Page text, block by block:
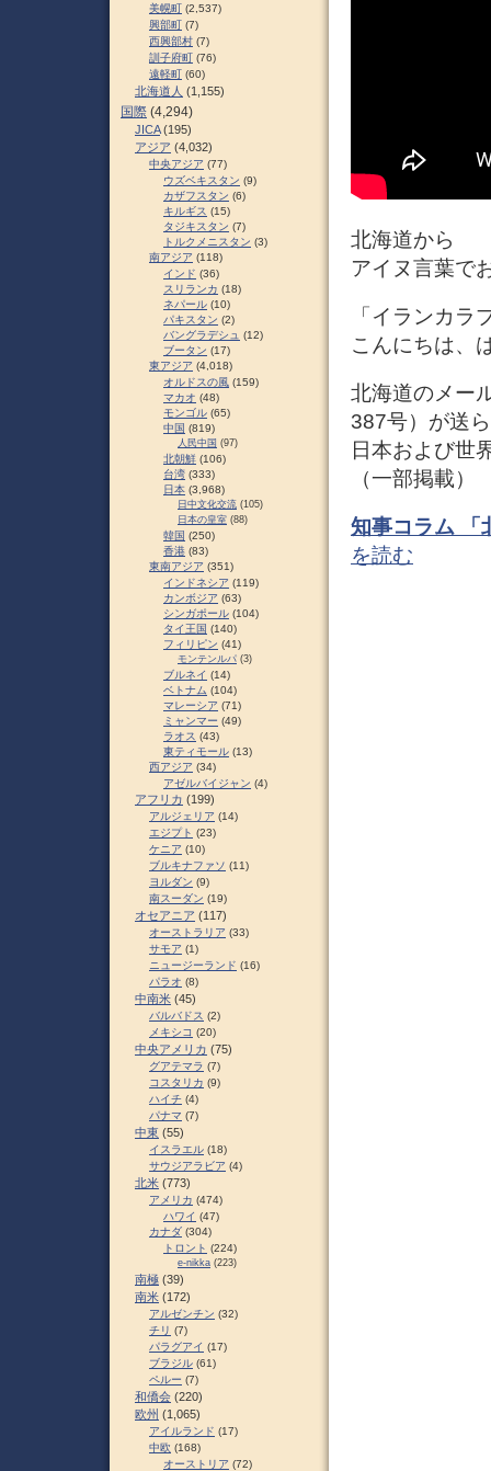
北海道から
アイヌ言葉で
「イランカラ
こんにちは、
北海道のメー
387号）が送
日本および世
（一部掲載）
知事コラム 「
を読む
美幌町 (2,537)
興部町 (7)
西興部村 (7)
訓子府町 (76)
遠軽町 (60)
北海道人 (1,155)
国際 (4,294)
JICA(195)
アジア (4,032)
中央アジア (77)
ウズベキスタン (9)
カザフスタン (6)
キルギス (15)
タジキスタン (7)
トルクメニスタン (3)
南アジア (118)
インド (36)
スリランカ (18)
ネパール (10)
パキスタン (2)
バングラデシュ (12)
ブータン (17)
東アジア (4,018)
オルドスの風 (159)
マカオ (48)
モンゴル (65)
中国 (819)
人民中国 (97)
北朝鮮 (106)
台湾 (333)
日本 (3,968)
日中文化交流 (105)
日本の皇室 (88)
韓国 (250)
香港 (83)
東南アジア (351)
インドネシア (119)
カンボジア (63)
シンガポール (104)
タイ王国 (140)
フィリピン (41)
モンテンルパ (3)
ブルネイ (14)
ベトナム (104)
マレーシア (71)
ミャンマー (49)
ラオス (43)
東ティモール (13)
西アジア (34)
アゼルバイジャン (4)
アフリカ (199)
アルジェリア (14)
エジプト (23)
ケニア (10)
ブルキナファソ (11)
ヨルダン (9)
南スーダン (19)
オセアニア (117)
オーストラリア (33)
サモア (1)
ニュージーランド (16)
パラオ (8)
中南米 (45)
バルバドス (2)
メキシコ (20)
中央アメリカ (75)
グアテマラ (7)
コスタリカ (9)
ハイチ (4)
パナマ (7)
中東 (55)
イスラエル (18)
サウジアラビア (4)
北米 (773)
アメリカ (474)
ハワイ (47)
カナダ (304)
トロント (224)
e-nikka (223)
南極 (39)
南米 (172)
アルゼンチン (32)
チリ (7)
パラグアイ (17)
ブラジル (61)
ペルー (7)
和僑会 (220)
欧州 (1,065)
アイルランド (17)
中欧 (168)
オーストリア (72)